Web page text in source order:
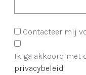
Contacteer mij
Ik ga akkoord met
privacybeleid.